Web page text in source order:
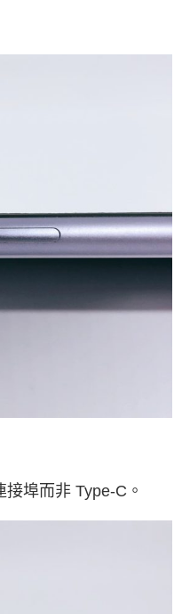
埠而非 Type-C。